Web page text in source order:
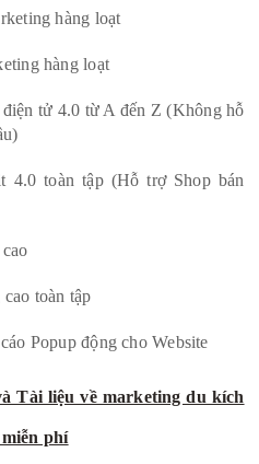
hàng loạt
hàng loạt
tử 4.0 từ A đến Z (Không hỗ
4.0 toàn tập (Hỗ trợ Shop bán
toàn tập
Popup động cho Website
Tài liệu về marketing du kích
phí